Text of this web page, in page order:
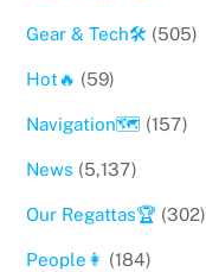
Gear & Tech🛠 (505)
Hot🔥 (59)
Navigation🗺 (157)
News (5,137)
Our Regattas🏆 (302)
People👩 (184)